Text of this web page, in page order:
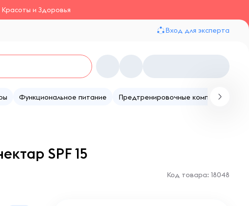
и Здоровья
Вход для эксперта
Функциональное питание Предтренировочные комплексы
SPF 15
Код товара: 18048